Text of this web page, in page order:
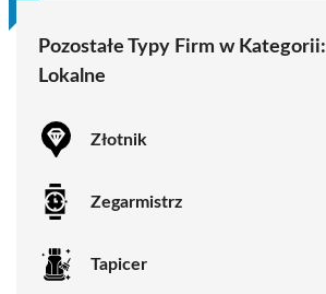
Pozostałe Typy Firm w Kategorii:
Lokalne
Złotnik
Zegarmistrz
Tapicer